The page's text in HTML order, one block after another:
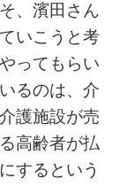
、濱田さん
いこうと考
ってもらい
るのは、介
護施設が売
高齢者が払
するという